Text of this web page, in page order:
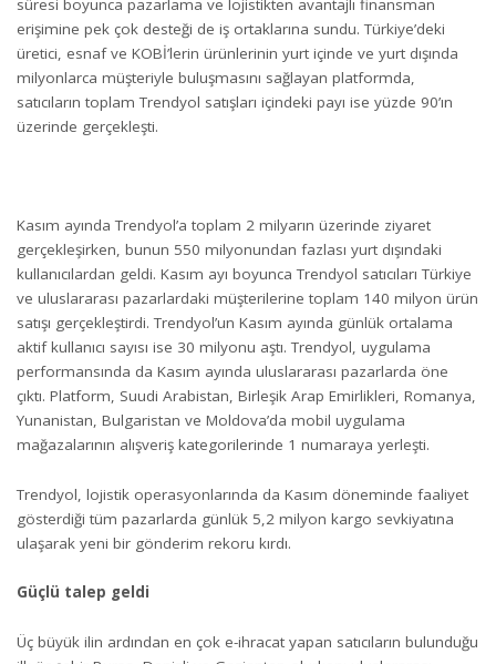
süresi boyunca pazarlama ve lojistikten avantajlı finansman
erişimine pek çok desteği de iş ortaklarına sundu. Türkiye’deki
üretici, esnaf ve KOBİ’lerin ürünlerinin yurt içinde ve yurt dışında
milyonlarca müşteriyle buluşmasını sağlayan platformda,
satıcıların toplam Trendyol satışları içindeki payı ise yüzde 90’ın
üzerinde gerçekleşti.
Kasım ayında Trendyol’a toplam 2 milyarın üzerinde ziyaret
gerçekleşirken, bunun 550 milyonundan fazlası yurt dışındaki
kullanıcılardan geldi. Kasım ayı boyunca Trendyol satıcıları Türkiye
ve uluslararası pazarlardaki müşterilerine toplam 140 milyon ürün
satışı gerçekleştirdi. Trendyol’un Kasım ayında günlük ortalama
aktif kullanıcı sayısı ise 30 milyonu aştı. Trendyol, uygulama
performansında da Kasım ayında uluslararası pazarlarda öne
çıktı. Platform, Suudi Arabistan, Birleşik Arap Emirlikleri, Romanya,
Yunanistan, Bulgaristan ve Moldova’da mobil uygulama
mağazalarının alışveriş kategorilerinde 1 numaraya yerleşti.
Trendyol, lojistik operasyonlarında da Kasım döneminde faaliyet
gösterdiği tüm pazarlarda günlük 5,2 milyon kargo sevkiyatına
ulaşarak yeni bir gönderim rekoru kırdı.
Güçlü talep geldi
Üç büyük ilin ardından en çok e-ihracat yapan satıcıların bulunduğu